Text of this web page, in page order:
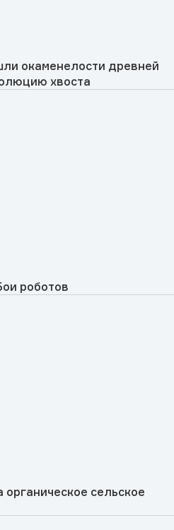
окаменелости древней
хвоста
роботов
сельское